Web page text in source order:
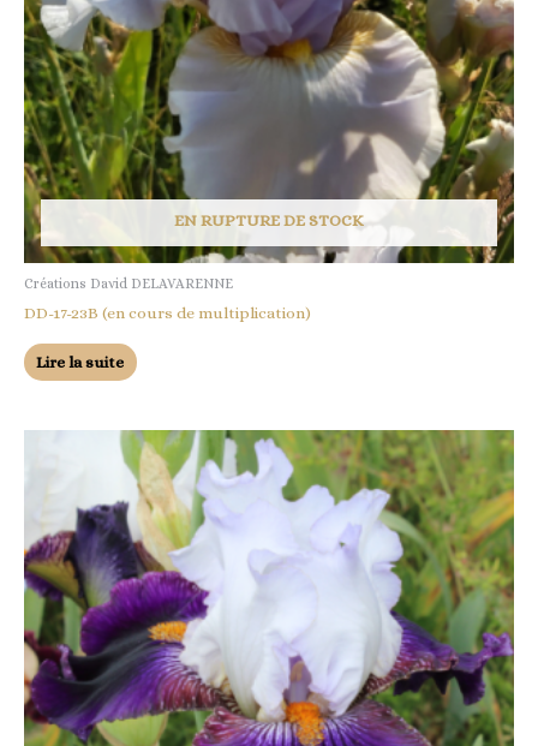
EN RUPTURE DE STOCK
Créations David DELAVARENNE
DD-17-23B (en cours de multiplication)
Lire la suite